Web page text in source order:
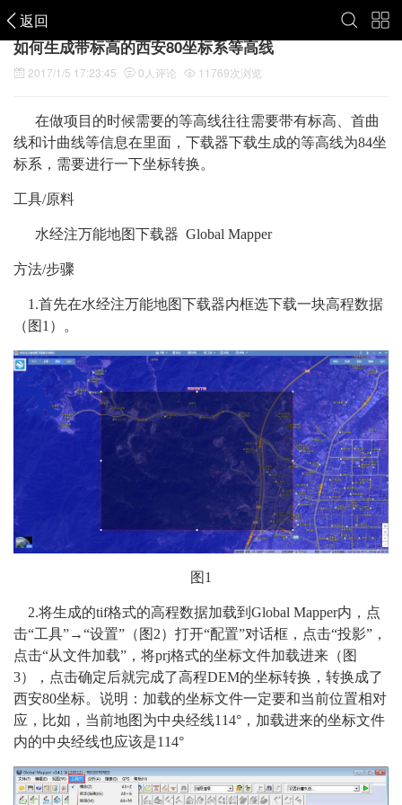
返回
如何生成带标高的西安80坐标系等高线
2017/1/5 17:23:45 0 人评论 11769次浏览
在做项目的时候需要的等高线往往需要带有标高、首曲
线和计曲线等信息在里面，下载器下载生成的等高线为84坐
标系，需要进行一下坐标转换。
工具/原料
水经注万能地图下载器 Global Mapper
方法/步骤
1.首先在水经注万能地图下载器内框选下载一块高程数据
（图1）。
图1
2.将生成的tif格式的高程数据加载到Global Mapper内，点
击“工具”→“设置”（图2）打开“配置”对话框，点击“投影”，
点击“从文件加载”，将prj格式的坐标文件加载进来（图
3），点击确定后就完成了高程DEM的坐标转换，转换成了
西安80坐标。说明：加载的坐标文件一定要和当前位置相对
应，比如，当前地图为中央经线114°，加载进来的坐标文件
内的中央经线也应该是114°